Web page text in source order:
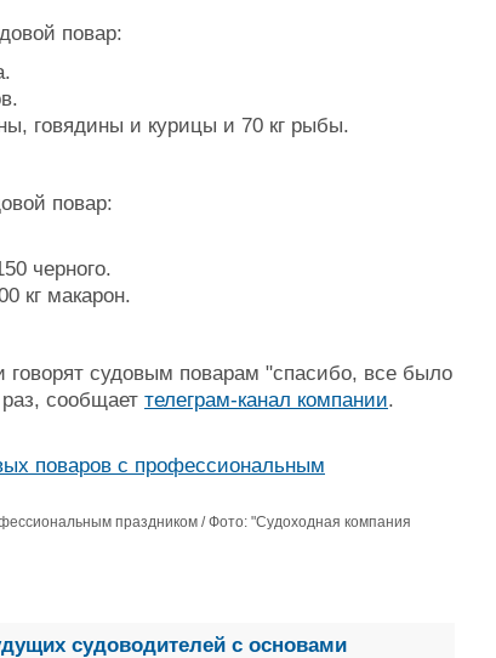
повар:
говядины и курицы и 70 кг рыбы.
повар:
черного.
кг макарон.
говорят судовым поварам "спасибо, все было
сообщает телеграм-канал компании.
праздником / Фото: "Судоходная компания
судоводителей с основами